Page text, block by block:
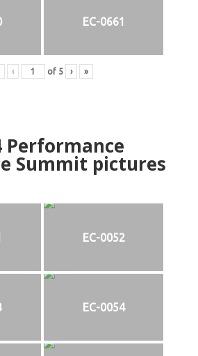
EC-0661
‹ of 5 › »
Performance
Summit pictures
EC-0052
EC-0054